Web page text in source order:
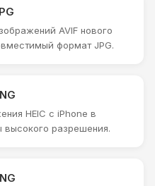
AVIF нового
формат JPG.
HEIC с iPhone в
высокого разрешения.